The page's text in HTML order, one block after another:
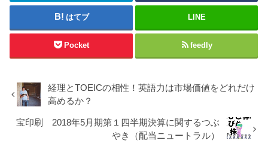
はてブ LINE
Pocket feedly
経理とTOEICの相性！英語力は市場価値をどれだけ
高めるか？
宝印刷 2018年5月期第１四半期決算に関するつぶ
やき（配当ニュートラル）